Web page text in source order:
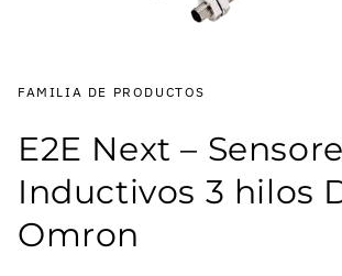
FAMILIA DE PRODUCTOS
E2E Next –
Inductivos 3 hilos
Omron